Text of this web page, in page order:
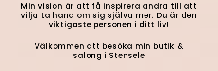
Min vision är att få inspirera andra till att
vilja ta hand om sig själva mer. Du är den
viktigaste personen i ditt liv!
Välkommen att besöka min butik &
salong i Stensele